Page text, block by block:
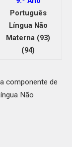
Português
Língua Não
Materna (93)
(94)
componente de
Não